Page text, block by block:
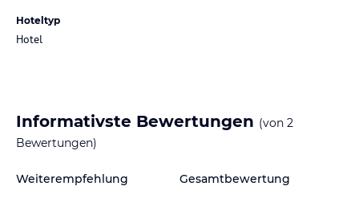
Hoteltyp
Hotel
Informativste Bewertungen (von 2
Bewertungen)
Weiterempfehlung Gesamtbewertung